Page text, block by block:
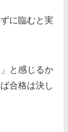
に臨むと実
と感じるか
合格は決し